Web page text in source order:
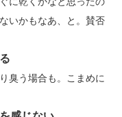
いかもなあ、と。賛否
臭う場合も。こまめに